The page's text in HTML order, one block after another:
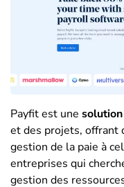
Payfit est une
et des projets, offrant
gestion de la paie à
entreprises qui
gestion des